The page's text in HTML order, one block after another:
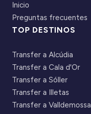
Inicio
Preguntas frecuentes
TOP DESTINOS
Transfer a Alcúdia
Transfer a Cala d'Or
Transfer a Sóller
Transfer a Illetas
Transfer a Valldemossa